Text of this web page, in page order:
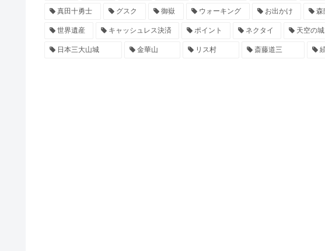
真田十勇士 グスク 御嶽 ウォーキング お出かけ 森
世界遺産 キャッシュレス決済 ポイント ネクタイ 天空の城
日本三大山城 金華山 リス村 斎藤道三